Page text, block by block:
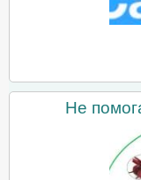
Не